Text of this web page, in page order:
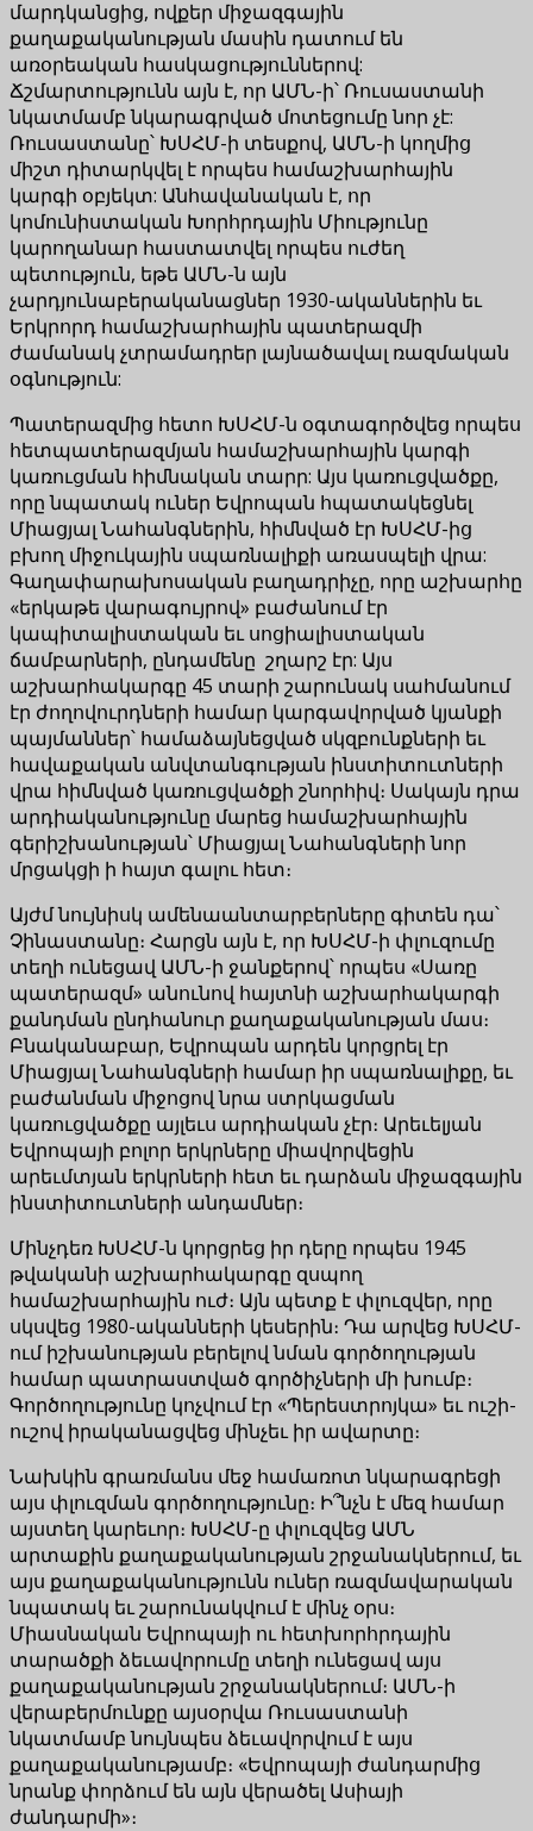
մարդկանցից, ովքեր միջազգային
քաղաքականության մասին դատում են
առօրեական հասկացություններով:
Ճշմարտությունն այն է, որ ԱՄՆ-ի՝ Ռուսաստանի
նկատմամբ նկարագրված մոտեցումը նոր չէ:
Ռուսաստանը՝ ԽՍՀՄ-ի տեսքով, ԱՄՆ-ի կողմից
միշտ դիտարկվել է որպես համաշխարհային
կարգի օբյեկտ: Անհավանական է, որ
կոմունիստական ​​Խորհրդային Միությունը
կարողանար հաստատվել որպես ուժեղ
պետություն, եթե ԱՄՆ-ն այն
չարդյունաբերականացներ 1930-ականներին եւ
Երկրորդ համաշխարհային պատերազմի
ժամանակ չտրամադրեր լայնածավալ ռազմական
օգնություն:
Պատերազմից հետո ԽՍՀՄ-ն օգտագործվեց որպես
հետպատերազմյան համաշխարհային կարգի
կառուցման հիմնական տարր: Այս կառուցվածքը,
որը նպատակ ուներ Եվրոպան հպատակեցնել
Միացյալ Նահանգներին, հիմնված էր ԽՍՀՄ-ից
բխող միջուկային սպառնալիքի առասպելի վրա:
Գաղափարախոսական բաղադրիչը, որը աշխարհը
«երկաթե վարագույրով» բաժանում էր
կապիտալիստական ​​եւ սոցիալիստական ​​
ճամբարների, ընդամենը շղարշ էր: Այս
աշխարհակարգը 45 տարի շարունակ սահմանում
էր ժողովուրդների համար կարգավորված կյանքի
պայմաններ՝ համաձայնեցված սկզբունքների եւ
հավաքական անվտանգության ինստիտուտների
վրա հիմնված կառուցվածքի շնորհիվ։ Սակայն դրա
արդիականությունը մարեց համաշխարհային
գերիշխանության՝ Միացյալ Նահանգների նոր
մրցակցի ի հայտ գալու հետ։
Այժմ նույնիսկ ամենաանտարբերները գիտեն դա՝
Չինաստանը։ Հարցն այն է, որ ԽՍՀՄ-ի փլուզումը
տեղի ունեցավ ԱՄՆ-ի ջանքերով՝ որպես «Սառը
պատերազմ» անունով հայտնի աշխարհակարգի
քանդման ընդհանուր քաղաքականության մաս։
Բնականաբար, Եվրոպան արդեն կորցրել էր
Միացյալ Նահանգների համար իր սպառնալիքը, եւ
բաժանման միջոցով նրա ստրկացման
կառուցվածքը այլեւս արդիական չէր։ Արեւելյան
Եվրոպայի բոլոր երկրները միավորվեցին
արեւմտյան երկրների հետ եւ դարձան միջազգային
ինստիտուտների անդամներ։
Մինչդեռ ԽՍՀՄ-ն կորցրեց իր դերը որպես 1945
թվականի աշխարհակարգը զսպող
համաշխարհային ուժ։ Այն պետք է փլուզվեր, որը
սկսվեց 1980-ականների կեսերին։ Դա արվեց ԽՍՀՄ-
ում իշխանության բերելով նման գործողության
համար պատրաստված գործիչների մի խումբ։
Գործողությունը կոչվում էր «Պերեստրոյկա» եւ ուշի-
ուշով իրականացվեց մինչեւ իր ավարտը։
Նախկին գրառմանս մեջ համառոտ նկարագրեցի
այս փլուզման գործողությունը։ Ի՞նչն է մեզ համար
այստեղ կարեւոր։ ԽՍՀՄ-ը փլուզվեց ԱՄՆ
արտաքին քաղաքականության շրջանակներում, եւ
այս քաղաքականությունն ուներ ռազմավարական
նպատակ եւ շարունակվում է մինչ օրս։
Միասնական Եվրոպայի ու հետխորհրդային
տարածքի ձեւավորումը տեղի ունեցավ այս
քաղաքականության շրջանակներում։ ԱՄՆ-ի
վերաբերմունքը այսօրվա Ռուսաստանի
նկատմամբ նույնպես ձեւավորվում է այս
քաղաքականությամբ։ «Եվրոպայի ժանդարմից
նրանք փորձում են այն վերածել Ասիայի
ժանդարմի»։